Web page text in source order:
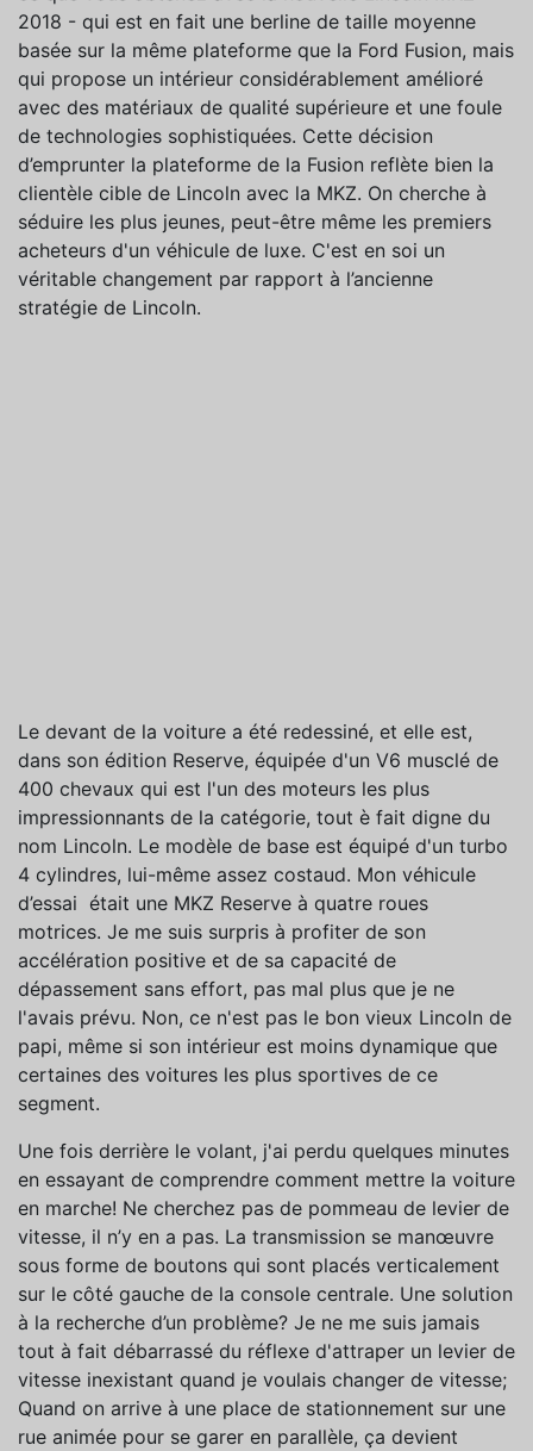
2018 - qui est en fait une berline de taille moyenne
basée sur la même plateforme que la Ford Fusion, mais
qui propose un intérieur considérablement amélioré
avec des matériaux de qualité supérieure et une foule
de technologies sophistiquées. Cette décision
d’emprunter la plateforme de la Fusion reflète bien la
clientèle cible de Lincoln avec la MKZ. On cherche à
séduire les plus jeunes, peut-être même les premiers
acheteurs d'un véhicule de luxe. C'est en soi un
véritable changement par rapport à l’ancienne
stratégie de Lincoln.
Le devant de la voiture a été redessiné, et elle est,
dans son édition Reserve, équipée d'un V6 musclé de
400 chevaux qui est l'un des moteurs les plus
impressionnants de la catégorie, tout è fait digne du
nom Lincoln. Le modèle de base est équipé d'un turbo
4 cylindres, lui-même assez costaud. Mon véhicule
d’essai était une MKZ Reserve à quatre roues
motrices. Je me suis surpris à profiter de son
accélération positive et de sa capacité de
dépassement sans effort, pas mal plus que je ne
l'avais prévu. Non, ce n'est pas le bon vieux Lincoln de
papi, même si son intérieur est moins dynamique que
certaines des voitures les plus sportives de ce
segment.
Une fois derrière le volant, j'ai perdu quelques minutes
en essayant de comprendre comment mettre la voiture
en marche! Ne cherchez pas de pommeau de levier de
vitesse, il n’y en a pas. La transmission se manœuvre
sous forme de boutons qui sont placés verticalement
sur le côté gauche de la console centrale. Une solution
à la recherche d’un problème? Je ne me suis jamais
tout à fait débarrassé du réflexe d'attraper un levier de
vitesse inexistant quand je voulais changer de vitesse;
Quand on arrive à une place de stationnement sur une
rue animée pour se garer en parallèle, ça devient